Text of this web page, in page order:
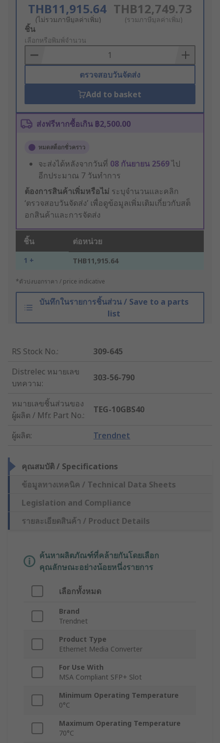
THB11,915.64
(ไม่รวมภาษีมูลค่าเพิ่ม)
THB12,749.73
(รวมภาษีมูลค่าเพิ่ม)
Add
to
Basket
ชิ้น
เลือกหรือพิมพ์จำนวน
ตรวจสอบวันจัดส่ง
Add to basket
ส่งฟรีหากซื้อเกิน ฿2,500.00
หมดสต็อกชั่วคราว
จะส่งได้หลังจากวันที่ 08 กันยายน 2569ไป
อีกประมาณ 7 วันทำการ
ต้องการสินค้าเพิ่มหรือไม่ ระบุจำนวนและคลิก
‘ตรวจสอบวันจัดส่ง’ เพื่อดูข้อมูลเพิ่มเติมเกี่ยวกับสต็
อกสินค้าและการจัดส่ง
ชิ้น ต่อหน่วย
1 + THB11,915.64
*ตัวบ่งบอกราคา / price indicative
บันทึกในรายการชิ้นส่วน / Save to a parts
list
RS Stock No.:
309-645
Distrelec หมายเลข
บทความ:
303-56-790
หมายเลขชิ้นส่วนของ
ผู้ผลิต / Mfr. Part No.:
TEG-10GBS40
ผู้ผลิต: Trendnet
คุณสมบัติ / Specifications
ข้อมูลทางเทคนิค / Technical Data Sheets
Legislation and Compliance
รายละเอียดสินค้า / Product Details
ค้นหาผลิตภัณฑ์ที่คล้ายกันโดยเลือก
คุณลักษณะอย่างน้อยหนึ่งรายการ
เลือกทั้งหมด
Brand
Trendnet
Product Type
Ethernet Media Converter
For Use With
MSA Compliant SFP+ Slot
Minimum Operating Temperature
0°C
Maximum Operating Temperature
70°C